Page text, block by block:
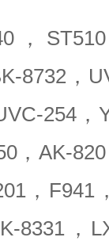
，
8732，
254
，AK-
，F941
8331，